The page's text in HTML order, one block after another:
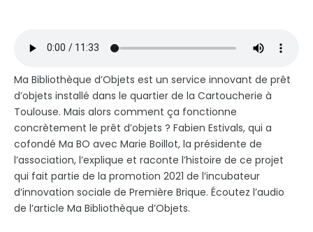
Ma Bibliothèque d’Objets est un service innovant de prêt
d’objets installé dans le quartier de la Cartoucherie à
Toulouse. Mais alors comment ça fonctionne
concrètement le prêt d’objets ? Fabien Estivals, qui a
cofondé Ma BO avec Marie Boillot, la présidente de
l’association, l’explique et raconte l’histoire de ce projet
qui fait partie de la promotion 2021 de l’incubateur
d’innovation sociale de Première Brique. Écoutez l’audio
de l’article Ma Bibliothèque d’Objets.